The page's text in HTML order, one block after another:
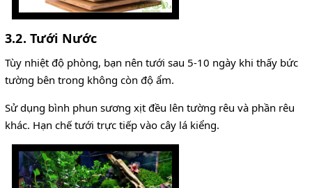
3.2. Tưới Nước
Tùy nhiệt độ phòng, bạn nên tưới sau 5-10 ngày khi thấy bức
tường bên trong không còn độ ẩm.
Sử dụng bình phun sương xịt đều lên tường rêu và phần rêu
khác. Hạn chế tưới trực tiếp vào cây lá kiểng.